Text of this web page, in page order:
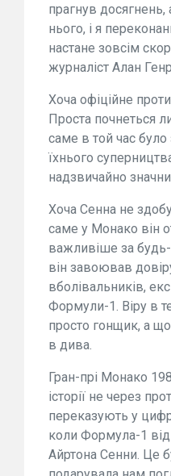
прагнув
нього, і я
настане зовсім
журналіст Алан
Хоча офіційне
Проста почнеться
саме в той час
їхнього
надзвичайно
Хоча Сенна не
саме у Монако він
важливіше за будь-
він завоював
вболівальників,
Формули-1. Віру в
просто гонщик, а
в дива.
Гран-прі Монако
історії не через
переказують у
коли Формула-1
Айртона Сенни. Це